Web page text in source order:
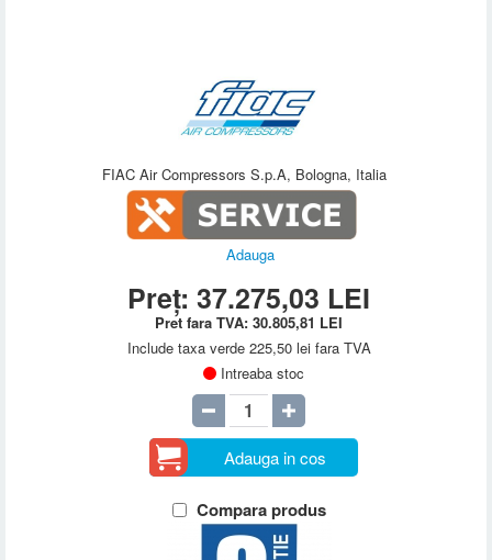
FIAC Air Compressors S.p.A, Bologna, Italia
Adauga
Preț:37.275,03 LEI
Pret fara TVA:30.805,81 LEI
Include taxa verde 225,50 lei fara TVA
Intreaba stoc
Adauga in cos
Compara produs